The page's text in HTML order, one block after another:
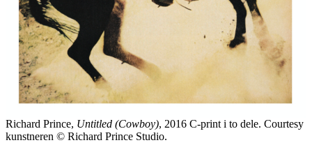
Richard Prince, Untitled (Cowboy), 2016 C-print i to dele. Courtesy
kunstneren © Richard Prince Studio.